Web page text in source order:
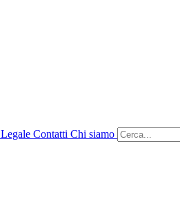
Legale Contatti Chi siamo